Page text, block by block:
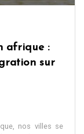
afrique :
sur
nos villes se